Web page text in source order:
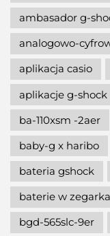
ambasador g-
analogowo-
aplikacja casio
aplikacje g-shock
ba-110xsm -2aer
baby-g x haribo
bateria gshock
baterie w
bgd-565slc-9er